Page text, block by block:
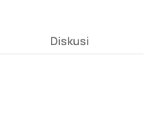
Diskusi